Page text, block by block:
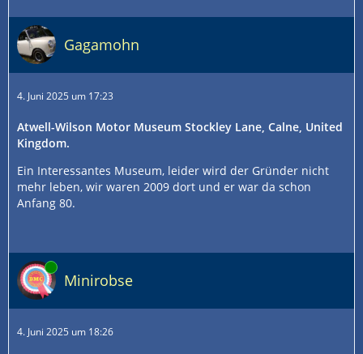
Gagamohn
4. Juni 2025 um 17:23
Atwell-Wilson Motor Museum Stockley Lane, Calne, United
Kingdom.
Ein Interessantes Museum, leider wird der Gründer nicht
mehr leben, wir waren 2009 dort und er war da schon
Anfang 80.
Online
Minirobse
4. Juni 2025 um 18:26